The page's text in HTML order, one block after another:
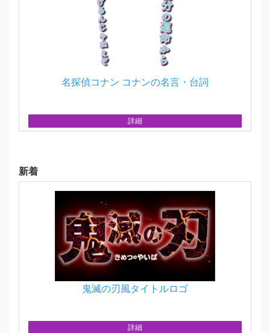
名探偵コナン コナンの名言・台詞
詳細
新着
鬼滅の刃風タイトルロゴ
詳細